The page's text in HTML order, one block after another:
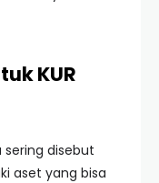
KUR
sering disebut
aset yang bisa